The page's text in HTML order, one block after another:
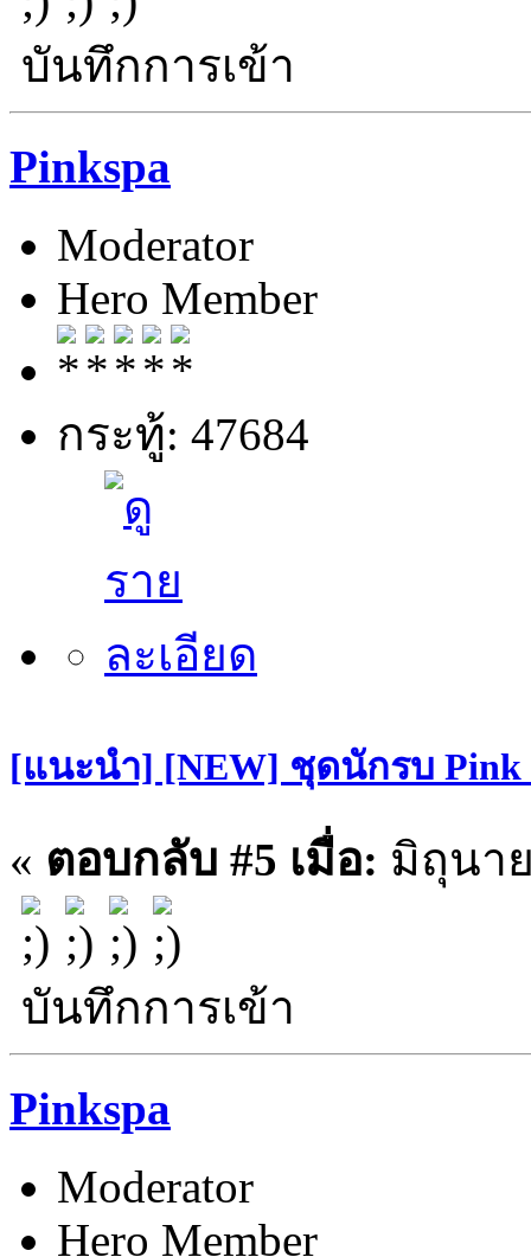
บันทึกการเข้า
Pinkspa
Moderator
Hero Member
กระทู้: 47684
[แนะนำ] [NEW] ชุดนักรบ
« ตอบกลับ #5 เมื่อ: มิถุนาย
บันทึกการเข้า
Pinkspa
Moderator
Hero Member